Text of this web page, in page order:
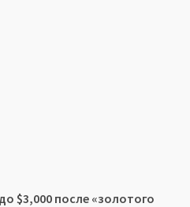
$3,000 после «золотого